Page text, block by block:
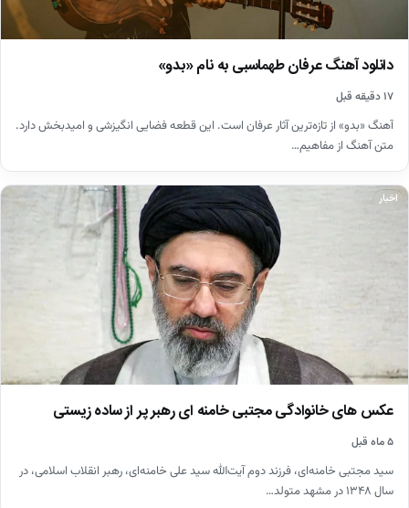
دانلود آهنگ عرفان طهماسبی به نام «بدو»
۱۷ دقیقه قبل
آهنگ «بدو» از تازه‌ترین آثار عرفان است. این قطعه فضایی انگیزشی و امیدبخش دارد.
متن آهنگ از مفاهیم…
اخبار
عکس های خانوادگی مجتبی خامنه ای رهبر پر از ساده زیستی
۵ ماه قبل
سید مجتبی خامنه‌ای، فرزند دوم آیت‌الله سید علی خامنه‌ای، رهبر انقلاب اسلامی، در
سال ۱۳۴۸ در مشهد متولد…